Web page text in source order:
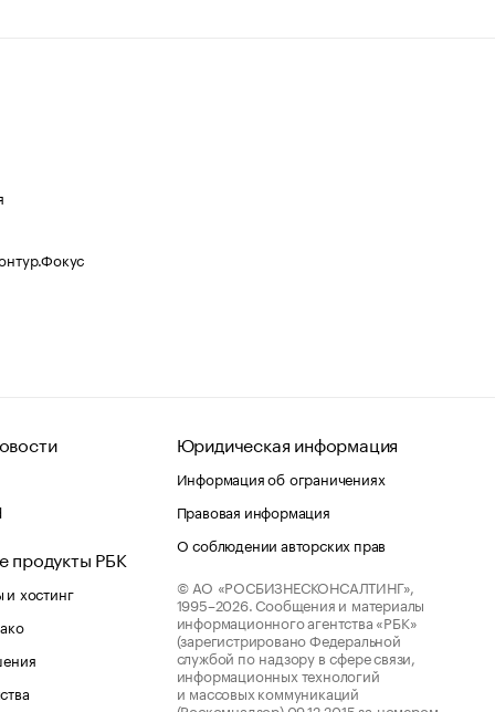
продукты РБК
хостинг
Юридическая информация
Информация об ограничениях
Правовая информация
О соблюдении авторских прав
© АО «РОСБИЗНЕСКОНСАЛТИНГ»,
1995–2026. Сообщения и материалы
информационного агентства «РБК»
(зарегистрировано Федеральной
службой по надзору в сфере связи,
информационных технологий
и массовых коммуникаций